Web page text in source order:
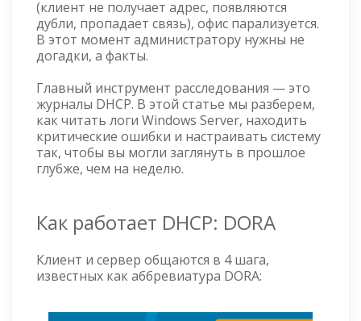
(клиент не получает адрес, появляются
дубли, пропадает связь), офис парализуется.
В этот момент администратору нужны не
догадки, а факты.
Главный инструмент расследования — это
журналы DHCP. В этой статье мы разберем,
как читать логи Windows Server, находить
критические ошибки и настраивать систему
так, чтобы вы могли заглянуть в прошлое
глубже, чем на неделю.
Как работает DHCP: DORA
Клиент и сервер общаются в 4 шага,
известных как аббревиатура DORA: